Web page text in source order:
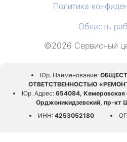
Политика
Область
©2026 Сервисный
Юр. Наименование:
ОТВЕТСТВЕННОСТЬЮ
Юр. Адрес: 654084, Кемеровская
Орджоникидзевский, пр-кт
ИНН: 4253052180